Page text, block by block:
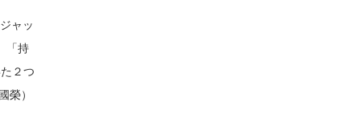
ャッ
「持
２つ
榮）